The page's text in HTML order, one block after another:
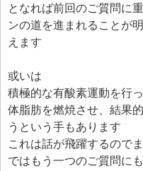
となれば前回のご質問に
ンの道を進まれることが
えます
或いは
積極的な有酸素運動を行
体脂肪を燃焼させ、結果
うという手もあります
これは話が飛躍するので
ではもう一つのご質問に